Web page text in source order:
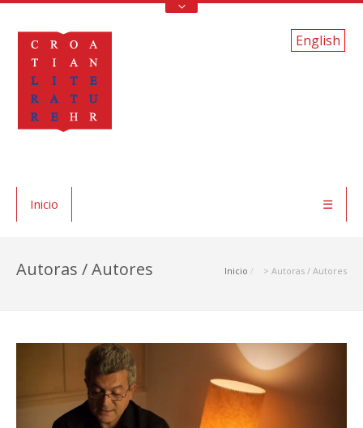
English
Inicio ☰
Inicio > Autoras / Autores
Autoras / Autores